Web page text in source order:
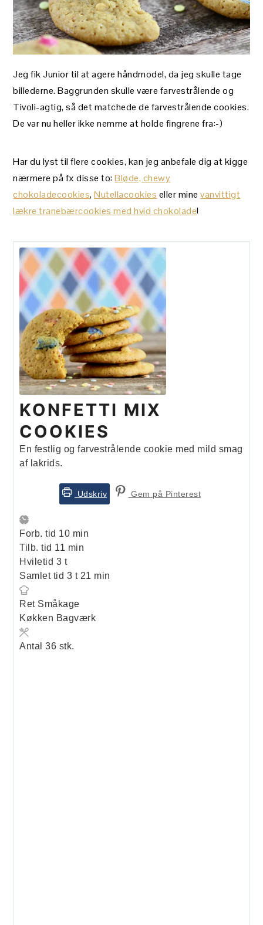
Jeg fik Junior til at agere håndmodel, da jeg skulle tage
billederne. Baggrunden skulle være farvestrålende og
Tivoli-agtig, så det matchede de farvestrålende cookies.
De var nu heller ikke nemme at holde fingrene fra:-)
Har du lyst til flere cookies, kan jeg anbefale dig at kigge
nærmere på fx disse to:Bløde, chewy
chokoladecookies,Nutellacookies eller minevanvittigt
lækre tranebærcookies med hvid chokolade!
KONFETTI MIX
COOKIES
En festlig og farvestrålende cookie med mild smag
af lakrids.
Udskriv Gem på Pinterest
Forb. tid 10minutter
min
Tilb. tid 11 minutter
min
Hviletid 3timer
t
Samlet tid 3timer
t 21 minutter
min
Ret Småkage
Køkken Bagværk
Antal36 stk.